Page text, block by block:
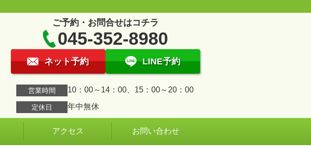
ご予約・お問合せはコチラ
045-352-8980
ネット予約 LINE予約
営業時間 10：00～14：00、15：00～20：00
定休日 年中無休
アクセス お問い合わせ